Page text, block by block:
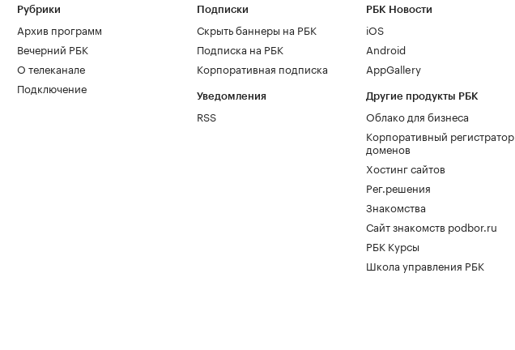
Рубрики
Архив программ
Вечерний РБК
О телеканале
Подключение
Подписки
Скрыть баннеры на РБК
Подписка на РБК
Корпоративная подписка
Уведомления
RSS
РБК Новости
iOS
Android
AppGallery
Другие продукты РБК
Облако для бизнеса
Корпоративный регистратор
доменов
Хостинг сайтов
Рег.решения
Знакомства
Сайт знакомств podbor.ru
РБК Курсы
Школа управления РБК